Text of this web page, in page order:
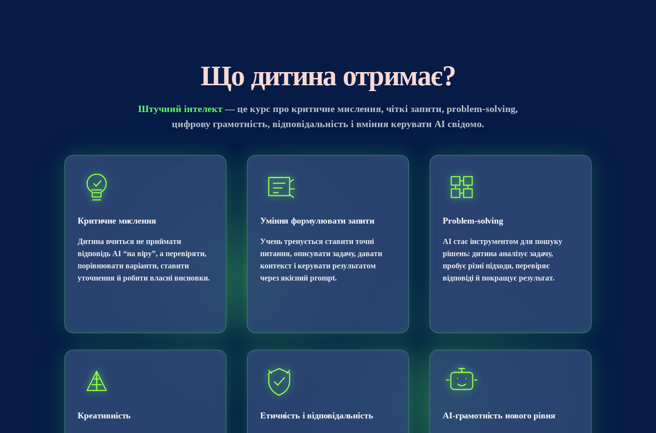
Що дитина отримає?
Штучний інтелект— це курс про критичне мислення, чіткі запити, problem-solving,
цифрову грамотність, відповідальність і вміння керувати AI свідомо.
Критичне мислення
Дитина вчиться не приймати
відповідь AI “на віру”, а перевіряти,
порівнювати варіанти, ставити
уточнення й робити власні висновки.
Уміння формулювати запити
Учень тренується ставити точні
питання, описувати задачу, давати
контекст і керувати результатом
через якісний prompt.
Problem-solving
AI стає інструментом для пошуку
рішень: дитина аналізує задачу,
пробує різні підходи, перевіряє
відповіді й покращує результат.
Креативність Етичність і відповідальність AI-грамотність нового рівня